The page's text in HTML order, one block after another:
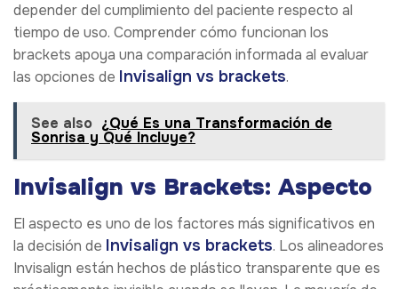
depender del cumplimiento del paciente respecto al
tiempo de uso. Comprender cómo funcionan los
brackets apoya una comparación informada al evaluar
las opciones de Invisalign vs brackets.
See also ¿Qué Es una Transformación de
Sonrisa y Qué Incluye?
Invisalign vs Brackets: Aspecto
El aspecto es uno de los factores más significativos en
la decisión de Invisalign vs brackets. Los alineadores
Invisalign están hechos de plástico transparente que es